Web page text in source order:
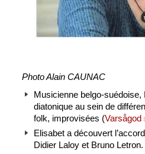
Photo Alain CAUNAC
Musicienne belgo-
diatonique au sein de
folk, improvisées (Varsågod
Elisabet a découvert
Didier Laloy et Bruno Letron.